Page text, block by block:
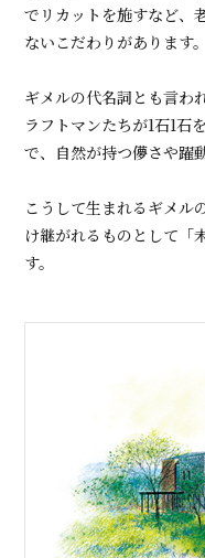
でリカットを施すなど、
ないこだわりがあります。
ギメルの代名詞とも言わ
ラフトマンたちが1石1石
で、自然が持つ儚さや躍
こうして生まれるギメル
け継がれるものとして「
す。